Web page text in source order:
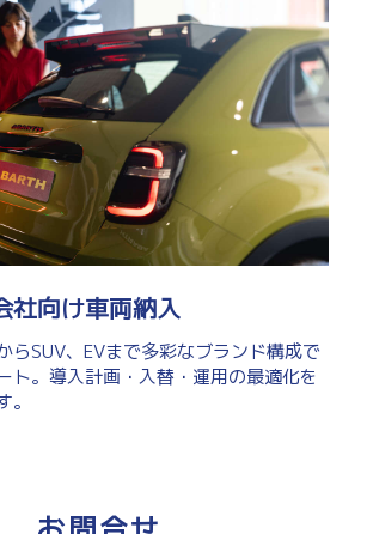
社向け車両納入
らSUV、EVまで多彩なブランド構成で
ト。導入計画・入替・運用の最適化を